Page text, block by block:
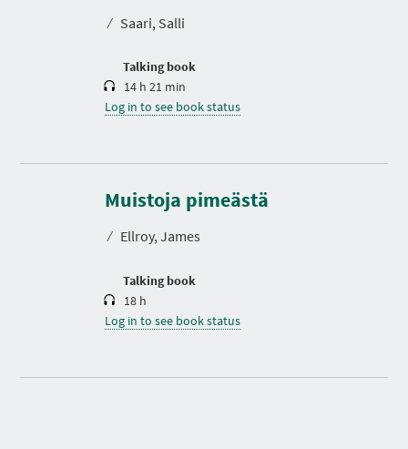
⁄ Saari, Salli
Talking book
i
14 h 21 min
Log in to see book status
Muistoja pimeästä
⁄ Ellroy, James
Talking book
D
r
a
i
18 h
Log in to see book status